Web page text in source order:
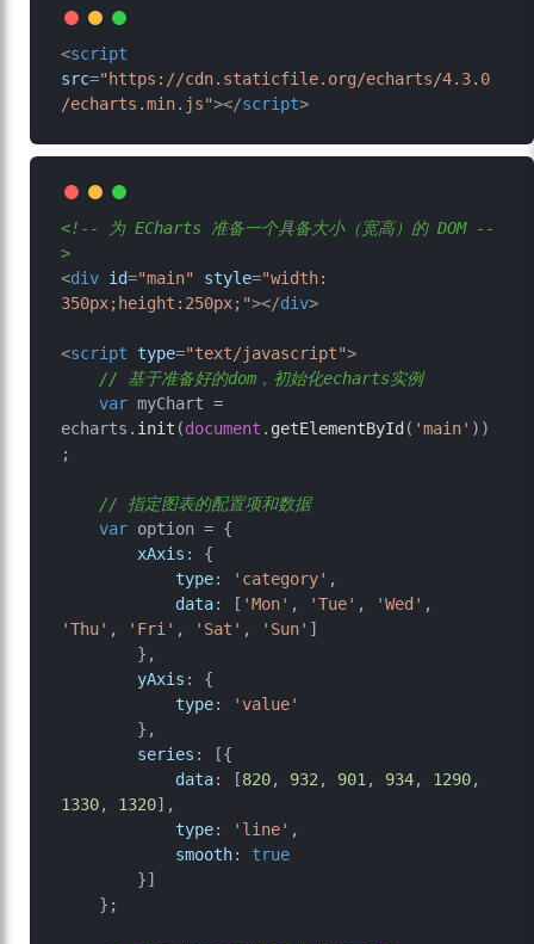
<script
src="https://cdn.staticfile.org/echarts/4.3.0
/echarts.min.js"></script>
<!-- 为 ECharts 准备一个具备大小（宽高）的 DOM --
>
<div id="main" style="width:
350px;height:250px;"></div>
<script type="text/javascript">
// 基于准备好的dom，初始化echarts实例
var myChart =
echarts. init (document . getElementById ( 'main' ))
;
// 指定图表的配置项和数据
var option = {
xAxis : {
type: 'category' ,
data: [ 'Mon' , 'Tue' , 'Wed'
'Thu' , 'Fri' , 'Sat' , 'Sun' ]
yAxis : {
type:
'value'
series : [{
data: [820, 932, 901, 934, 1290
1330, 1320],
type: 'line' ,
smooth: true